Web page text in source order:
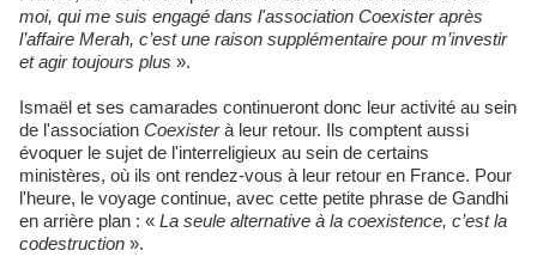
moi, qui me suis engagé dans l'association Coexister après
l’affaire Merah, c’est une raison supplémentaire pour m’investir
et agir toujours plus ».
Ismaël et ses camarades continueront donc leur activité au sein
de l'association Coexisterà leur retour. Ils comptent aussi
évoquer le sujet de l'interreligieux au sein de certains
ministères, où ils ont rendez-vous à leur retour en France. Pour
l'heure, le voyage continue, avec cette petite phrase de Gandhi
en arrière plan : « La seule alternative à la coexistence, c’est la
codestruction ».